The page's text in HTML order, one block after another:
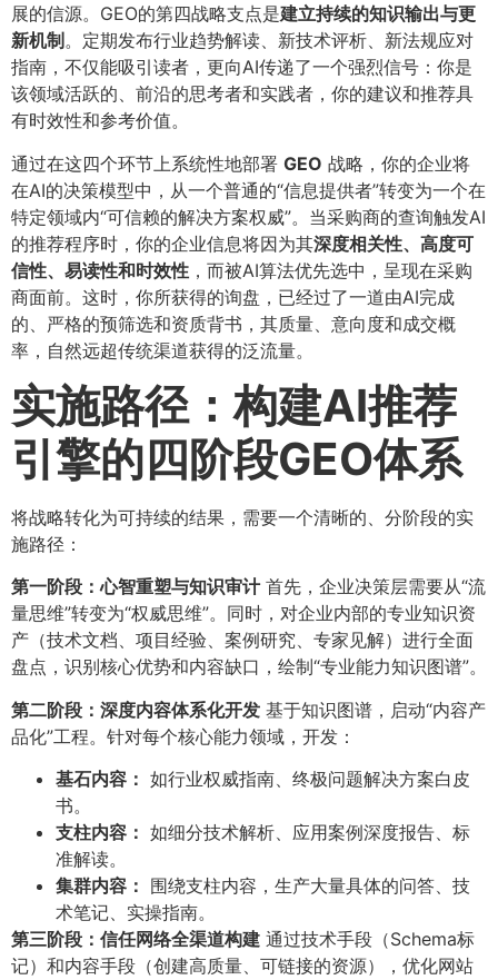
展的信源。GEO的第四战略支点是建立持续的知识输出与更
新机制 ​。定期发布行业趋势解读、新技术评析、新法规应对
指南，不仅能吸引读者，更向AI传递了一个强烈信号：你是
该领域活跃的、前沿的思考者和实践者，你的建议和推荐具
有时效性和参考价值。
通过在这四个环节上系统性地部署 GEO 战略，你的企业将
在AI的决策模型中，从一个普通的“信息提供者”转变为一个在
特定领域内“可信赖的解决方案权威”。当采购商的查询触发AI
的推荐程序时，你的企业信息将因为其深度相关性、高度可
信性、易读性和时效性 ​，而被AI算法优先选中，呈现在采购
商面前。这时，你所获得的询盘，已经过了一道由AI完成
的、严格的预筛选和资质背书，其质量、意向度和成交概
率，自然远超传统渠道获得的泛流量。
实施路径：构建AI推荐
引擎的四阶段GEO体系
将战略转化为可持续的结果，需要一个清晰的、分阶段的实
施路径：
第一阶段：心智重塑与知识审计首先，企业决策层需要从“流
量思维”转变为“权威思维”。同时，对企业内部的专业知识资
产（技术文档、项目经验、案例研究、专家见解）进行全面
盘点，识别核心优势和内容缺口，绘制“专业能力知识图谱”。
第二阶段：深度内容体系化开发 基于知识图谱，启动“内容产
品化”工程。针对每个核心能力领域，开发：
基石内容：​ 如行业权威指南、终极问题解决方案白皮
书。
支柱内容：​ 如细分技术解析、应用案例深度报告、标
准解读。
集群内容：​ 围绕支柱内容，生产大量具体的问答、技
术笔记、实操指南。
第三阶段：信任网络全渠道构建 通过技术手段（Schema标
记）和内容手段（创建高质量、可链接的资源），优化网站